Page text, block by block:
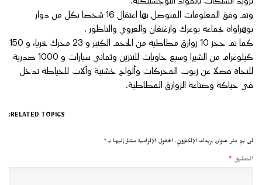
وتم وفق المعلومات المتوصل بها اعتقال 16 شخصا بكل من دوار
بوهراواة بجماعة بوعرك وازغنغان والعروي والناظور .
كما تم حجز 10 زوارق مطاطية من الحجم الكبير و 23 محرك بحريا، و 150
كيلوغرام من الشيرا وسبع حاويات للبنزين وثماني سيارات و 1000 صدرية
للنجاة فضلا عن زيوت المحركات وألواح خشبية وآلات للخياطة تدخل
في حياكة وصناعة الزوارق المطاطية.
RELATED TOPICS:
لن يتم نشر عنوان بريدك الإلكتروني. الحقول الإلزامية مشار إليها بـ*
التعليق *